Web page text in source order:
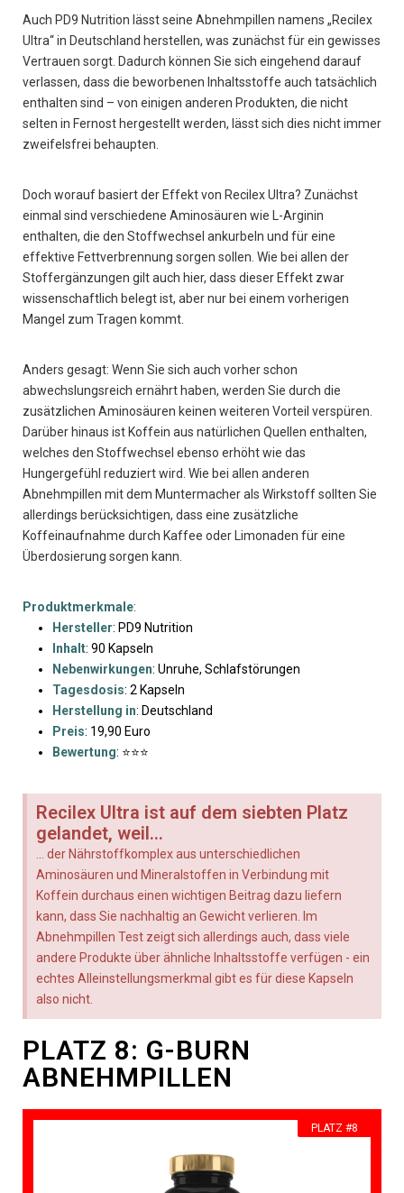
Auch PD9 Nutrition lässt seine Abnehmpillen namens „Recilex
Ultra“ in Deutschland herstellen, was zunächst für ein gewisses
Vertrauen sorgt. Dadurch können Sie sich eingehend darauf
verlassen, dass die beworbenen Inhaltsstoffe auch tatsächlich
enthalten sind – von einigen anderen Produkten, die nicht
selten in Fernost hergestellt werden, lässt sich dies nicht immer
zweifelsfrei behaupten.
Doch worauf basiert der Effekt von Recilex Ultra? Zunächst
einmal sind verschiedene Aminosäuren wie L-Arginin
enthalten, die den Stoffwechsel ankurbeln und für eine
effektive Fettverbrennung sorgen sollen. Wie bei allen der
Stoffergänzungen gilt auch hier, dass dieser Effekt zwar
wissenschaftlich belegt ist, aber nur bei einem vorherigen
Mangel zum Tragen kommt.
Anders gesagt: Wenn Sie sich auch vorher schon
abwechslungsreich ernährt haben, werden Sie durch die
zusätzlichen Aminosäuren keinen weiteren Vorteil verspüren.
Darüber hinaus ist Koffein aus natürlichen Quellen enthalten,
welches den Stoffwechsel ebenso erhöht wie das
Hungergefühl reduziert wird. Wie bei allen anderen
Abnehmpillen mit dem Muntermacher als Wirkstoff sollten Sie
allerdings berücksichtigen, dass eine zusätzliche
Koffeinaufnahme durch Kaffee oder Limonaden für eine
Überdosierung sorgen kann.
Produktmerkmale:
Hersteller: PD9 Nutrition
Inhalt: 90 Kapseln
Nebenwirkungen: Unruhe, Schlafstörungen
Tagesdosis: 2 Kapseln
Herstellung in: Deutschland
Preis: 19,90 Euro
Bewertung: ⭐⭐⭐
Recilex Ultra ist auf dem siebten Platz
gelandet, weil...
... der Nährstoffkomplex aus unterschiedlichen
Aminosäuren und Mineralstoffen in Verbindung mit
Koffein durchaus einen wichtigen Beitrag dazu liefern
kann, dass Sie nachhaltig an Gewicht verlieren. Im
Abnehmpillen Test zeigt sich allerdings auch, dass viele
andere Produkte über ähnliche Inhaltsstoffe verfügen - ein
echtes Alleinstellungsmerkmal gibt es für diese Kapseln
also nicht.
PLATZ 8: G-BURN
ABNEHMPILLEN
PLATZ #8